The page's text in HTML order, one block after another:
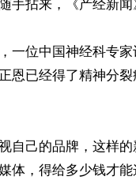
手拈来，《产经新闻
一位中国神经科专
恩已经得了精神分
自己的品牌，这样
体，得给多少钱才